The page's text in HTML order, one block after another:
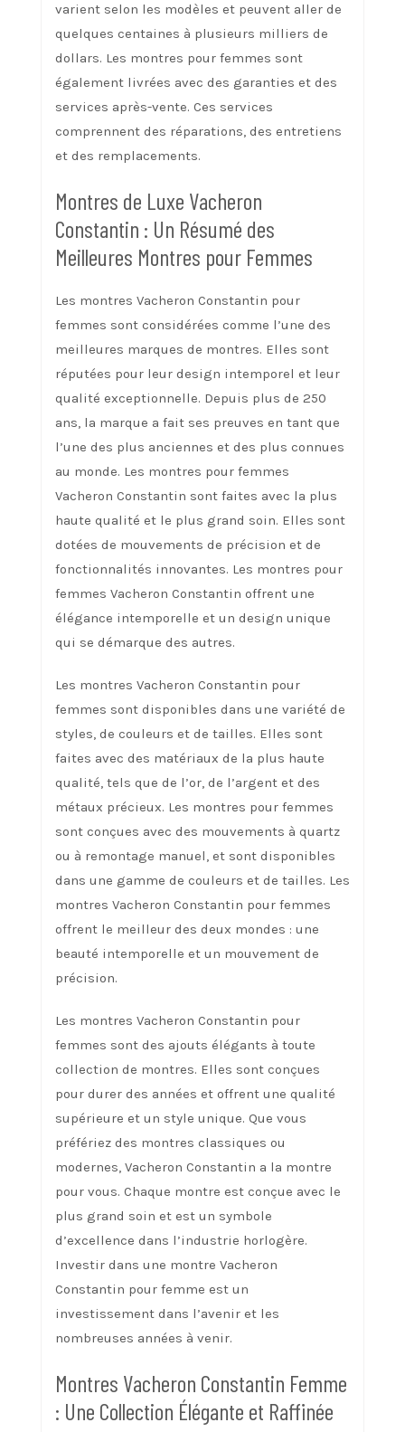
varient selon les modèles et peuvent aller de
quelques centaines à plusieurs milliers de
dollars. Les montres pour femmes sont
également livrées avec des garanties et des
services après-vente. Ces services
comprennent des réparations, des entretiens
et des remplacements.
Montres de Luxe Vacheron
Constantin : Un Résumé des
Meilleures Montres pour Femmes
Les montres Vacheron Constantin pour
femmes sont considérées comme l’une des
meilleures marques de montres. Elles sont
réputées pour leur design intemporel et leur
qualité exceptionnelle. Depuis plus de 250
ans, la marque a fait ses preuves en tant que
l’une des plus anciennes et des plus connues
au monde. Les montres pour femmes
Vacheron Constantin sont faites avec la plus
haute qualité et le plus grand soin. Elles sont
dotées de mouvements de précision et de
fonctionnalités innovantes. Les montres pour
femmes Vacheron Constantin offrent une
élégance intemporelle et un design unique
qui se démarque des autres.
Les montres Vacheron Constantin pour
femmes sont disponibles dans une variété de
styles, de couleurs et de tailles. Elles sont
faites avec des matériaux de la plus haute
qualité, tels que de l’or, de l’argent et des
métaux précieux. Les montres pour femmes
sont conçues avec des mouvements à quartz
ou à remontage manuel, et sont disponibles
dans une gamme de couleurs et de tailles. Les
montres Vacheron Constantin pour femmes
offrent le meilleur des deux mondes : une
beauté intemporelle et un mouvement de
précision.
Les montres Vacheron Constantin pour
femmes sont des ajouts élégants à toute
collection de montres. Elles sont conçues
pour durer des années et offrent une qualité
supérieure et un style unique. Que vous
préfériez des montres classiques ou
modernes, Vacheron Constantin a la montre
pour vous. Chaque montre est conçue avec le
plus grand soin et est un symbole
d’excellence dans l’industrie horlogère.
Investir dans une montre Vacheron
Constantin pour femme est un
investissement dans l’avenir et les
nombreuses années à venir.
Montres Vacheron Constantin Femme
: Une Collection Élégante et Raffinée